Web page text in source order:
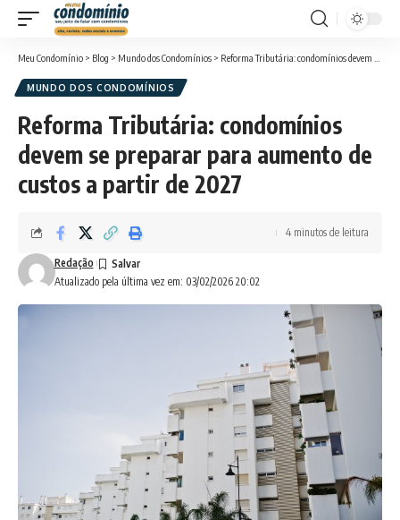
Meu Condomínio > Blog > Mundo dos Condomínios > Reforma Tributária: condomínios devem se preparar para aumento de custos a partir de 2027
MUNDO DOS CONDOMÍNIOS
Reforma Tributária: condomínios
devem se preparar para aumento de
custos a partir de 2027
Atualizado pela última vez em: 03/02/2026 20:02
Redação
4 minutos de leitura